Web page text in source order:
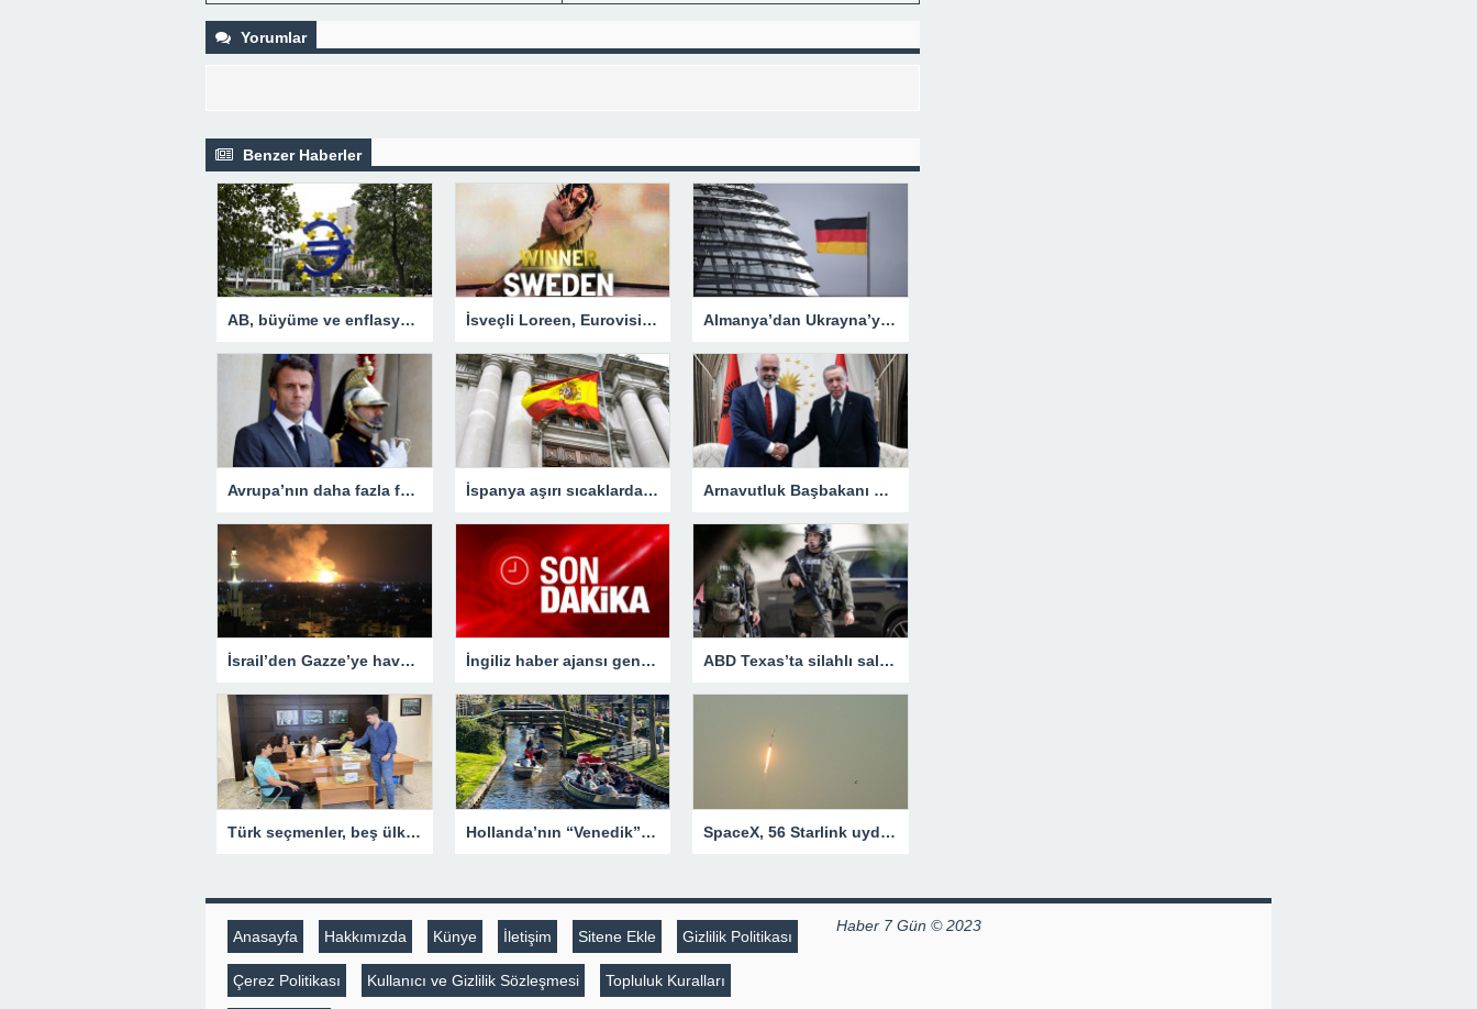
Yorumlar
Benzer Haberler
AB, büyüme ve enflasyon beklentisini yükseltti İsveçli Loreen, Eurovision’u ikinci defa kazanarak bir ilki gerçekleştirdi Almanya’dan Ukrayna’ya yeni silah ve mühimmat
Avrupa’nın daha fazla fabrikaya ihtiyacı var İspanya aşırı sıcaklarda açık havada çalışmayı yasaklayacak Arnavutluk Başbakanı Rama’dan, Cumhurbaşkanı Erdoğan’a destek mesajı
İsrail’den Gazze’ye hava saldırısı! Çok sayıda ölü ve yaralı var İngiliz haber ajansı genç seçmenin nabzını tuttu: Çoğu öfkesini dindirmek için sandığa gidiyor ABD Texas’ta silahlı saldırı! Çok sayıda ölü ve yaralı var
Türk seçmenler, beş ülkede daha sandık başına gitti Hollanda’nın “Venedik”i Giethoorn: Araba yolu yok SpaceX, 56 Starlink uydusunu daha yörüngeye gönderdi
Anasayfa Hakkımızda Künye İletişim Sitene Ekle Gizlilik Politikası
Çerez Politikası Kullanıcı ve Gizlilik Sözleşmesi Topluluk Kuralları
Haber 7 Gün © 2023